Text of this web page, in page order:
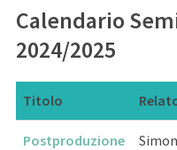
Calendario
2024/2025
Titolo
Titolo
Postproduzione